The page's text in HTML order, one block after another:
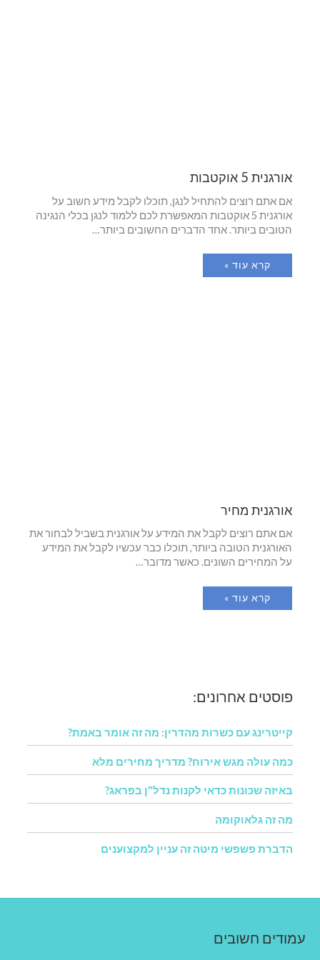
אורגנית 5 אוקטבות
אם אתם רוצים להתחיל לנגן, תוכלו לקבל מידע חשוב על
אורגנית 5 אוקטבות המאפשרת לכם ללמוד לנגן בכלי הנגינה
הטובים ביותר. אחד הדברים החשובים ביותר…
קרא עוד »
אורגנית מחיר
אם אתם רוצים לקבל את המידע על אורגנית בשביל לבחור את
האורגנית הטובה ביותר, תוכלו כבר עכשיו לקבל את המידע
על המחירים השונים. כאשר מדובר…
קרא עוד »
פוסטים אחרונים:
קייטרינג עם כשרות מהדרין: מה זה אומר באמת?
כמה עולה מגש אירוח? מדריך מחירים מלא
באיזה שכונות כדאי לקנות נדל"ן בפראג?
מה זה גלאוקומה
הדברת פשפשי מיטה זה עניין למקצוענים
עמודים חשובים